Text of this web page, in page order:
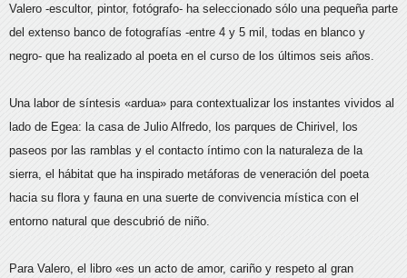
Valero -escultor, pintor, fotógrafo- ha seleccionado sólo una pequeña parte
del extenso banco de fotografías -entre 4 y 5 mil, todas en blanco y
negro- que ha realizado al poeta en el curso de los últimos seis años.
Una labor de síntesis «ardua» para contextualizar los instantes vividos al
lado de Egea: la casa de Julio Alfredo, los parques de Chirivel, los
paseos por las ramblas y el contacto íntimo con la naturaleza de la
sierra, el hábitat que ha inspirado metáforas de veneración del poeta
hacia su flora y fauna en una suerte de convivencia mística con el
entorno natural que descubrió de niño.
Para Valero, el libro «es un acto de amor, cariño y respeto al gran